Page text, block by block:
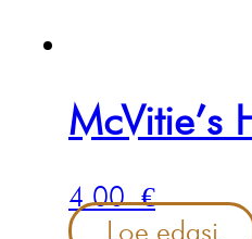
McVitie’s
4.00€
Loe edasi